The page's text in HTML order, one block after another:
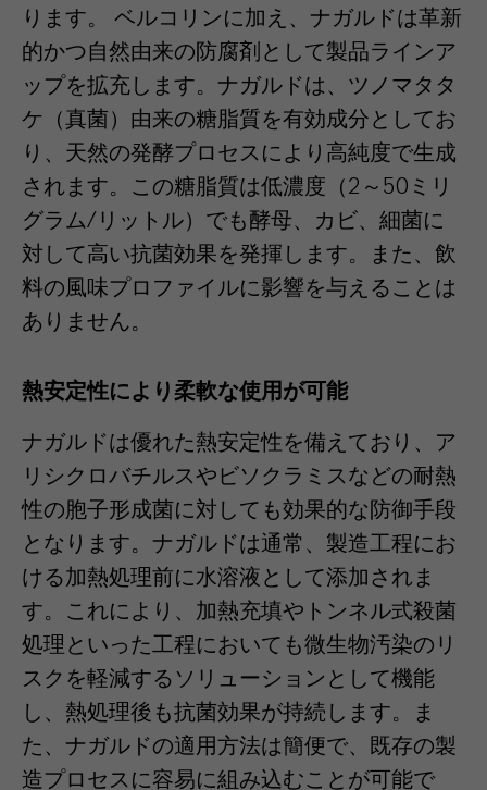
ります。 ベルコリンに加え、ナガルドは革新
的かつ自然由来の防腐剤として製品ラインア
ップを拡充します。ナガルドは、ツノマタタ
ケ（真菌）由来の糖脂質を有効成分としてお
り、天然の発酵プロセスにより高純度で生成
されます。この糖脂質は低濃度（2～50ミリ
グラム/リットル）でも酵母、カビ、細菌に
対して高い抗菌効果を発揮します。また、飲
料の風味プロファイルに影響を与えることは
ありません。
熱安定性により柔軟な使用が可能
ナガルドは優れた熱安定性を備えており、ア
リシクロバチルスやビソクラミスなどの耐熱
性の胞子形成菌に対しても効果的な防御手段
となります。ナガルドは通常、製造工程にお
ける加熱処理前に水溶液として添加されま
す。これにより、加熱充填やトンネル式殺菌
処理といった工程においても微生物汚染のリ
スクを軽減するソリューションとして機能
し、熱処理後も抗菌効果が持続します。ま
た、ナガルドの適用方法は簡便で、既存の製
造プロセスに容易に組み込むことが可能で